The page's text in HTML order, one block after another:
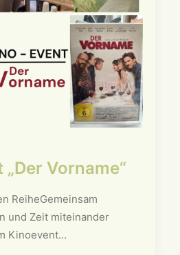
Vorname“
ReiheGemeinsam
und Zeit miteinander
Kinoevent…